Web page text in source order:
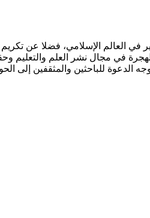
الإسلامي، فضلا عن تكريم
في مجال نشر العلم والتعليم
يوجه الدعوة للباحثين والمثقفين